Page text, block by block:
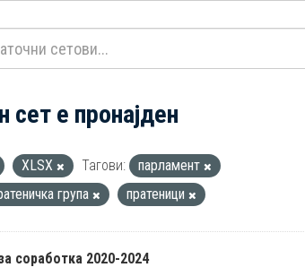
сет е пронајден
XLSX Тагови:
парламент
група пратеници
соработка 2020-2024